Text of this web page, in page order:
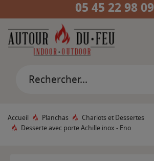
05 45 22 98 09
Accueil Planchas
Chariots et Dessertes
Desserte avec porte Achille inox - Eno